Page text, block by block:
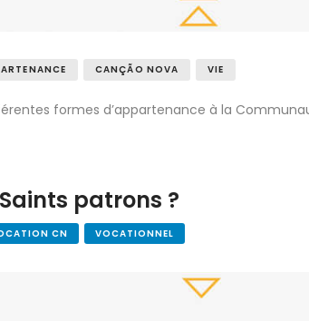
CANÇÃO NOVA VIE
formes d’appartenance à la
patrons ?
CN VOCATIONNEL